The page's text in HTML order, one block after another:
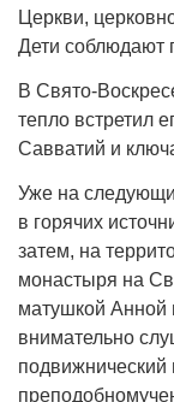
Церкви,
Дети соблюдают
В Свято-
тепло встретил
Савватий и
Уже на
в горячих
затем, на
монастыря на
матушкой Анной
внимательно
подвижнический